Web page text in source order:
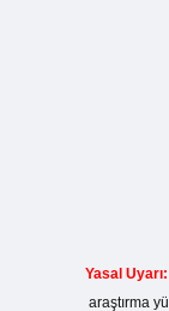
Yasal Uyarı:
araştırma